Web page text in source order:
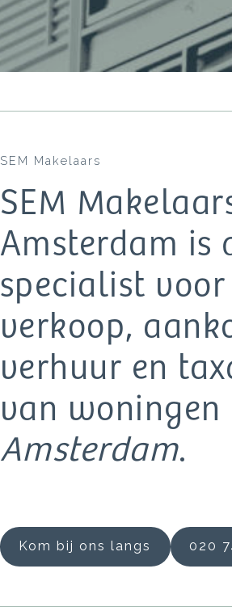
SEM Makelaars
SEM
Amsterdam is
specialist voor
verkoop,
verhuur en
van woningen
Amsterdam.
Kom bij ons langs 020